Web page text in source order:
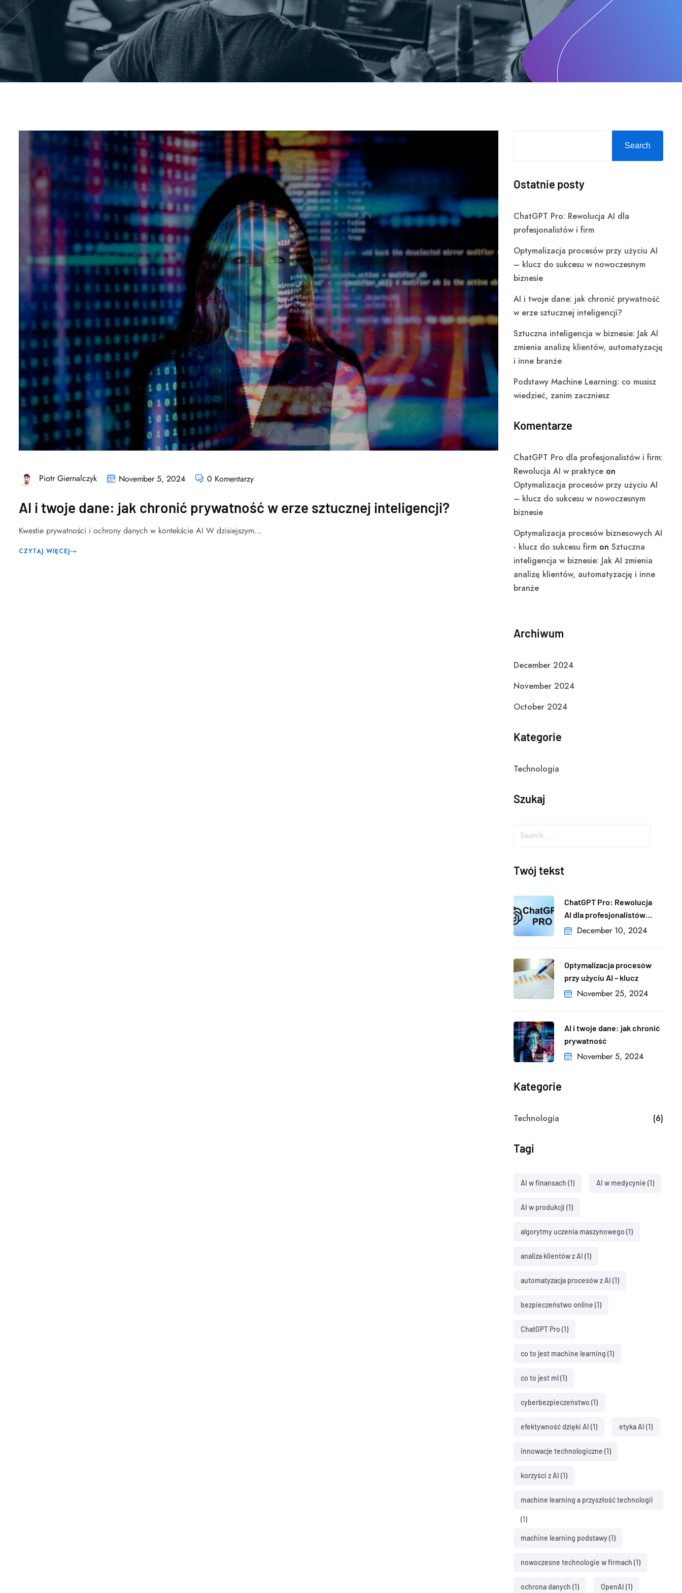
Piotr Giernalczyk November 5, 2024 0 Komentarzy
AI i twoje dane: jak chronić prywatność w erze sztucznej inteligencji?
Kwestie prywatności i ochrony danych w kontekście AI W dzisiejszym...
CZYTAJ WIĘCEJ
Search
Ostatnie posty
ChatGPT Pro: Rewolucja AI dla
profesjonalistów i firm
Optymalizacja procesów przy użyciu AI
– klucz do sukcesu w nowoczesnym
biznesie
AI i twoje dane: jak chronić prywatność
w erze sztucznej inteligencji?
Sztuczna inteligencja w biznesie: Jak AI
zmienia analizę klientów, automatyzację
i inne branże
Podstawy Machine Learning: co musisz
wiedzieć, zanim zaczniesz
Komentarze
ChatGPT Pro dla profesjonalistów i firm:
Rewolucja AI w praktyce on
Optymalizacja procesów przy użyciu AI
– klucz do sukcesu w nowoczesnym
biznesie
Optymalizacja procesów biznesowych AI
- klucz do sukcesu firm on Sztuczna
inteligencja w biznesie: Jak AI zmienia
analizę klientów, automatyzację i inne
branże
Archiwum
December 2024
November 2024
October 2024
Kategorie
Technologia
Szukaj
Twój tekst
ChatGPT Pro: Rewolucja
AI dla profesjonalistów
i firmDecember 10, 2024
Optymalizacja procesów
przy użyciu AI – klucz
November 25, 2024
AI i twoje dane: jak chronić
prywatność
November 5, 2024
Kategorie
Technologia (6)
Tagi
AI w finansach (1) AI w medycynie (1)
AI w produkcji (1)
algorytmy uczenia maszynowego (1)
analiza klientów z AI (1)
automatyzacja procesów z AI (1)
bezpieczeństwo online (1)
ChatGPT Pro (1)
co to jest machine learning (1)
co to jest ml(1)
cyberbezpieczeństwo (1)
efektywność dzięki AI (1) etyka AI (1)
innowacje technologiczne (1)
korzyści z AI (1)
machine learning a przyszłość technologii
(1)
machine learning podstawy(1)
nowoczesne technologie w firmach (1)
ochrona danych (1) OpenAI (1)